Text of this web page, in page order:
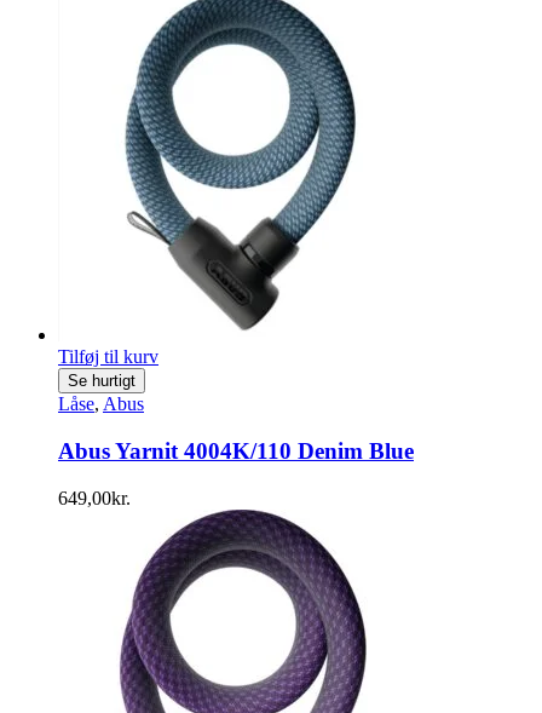
Tilføj til kurv
Se hurtigt
Låse, Abus
Abus Yarnit 4004K/110 Denim Blue
649,00kr.